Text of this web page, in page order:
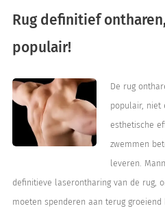
Rug definitief
populair!
De rug
populair, niet
esthetische
zwemmen
leveren.
definitieve laserontharing van de rug,
moeten spenderen aan terug